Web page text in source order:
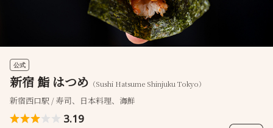
公式
新宿 鮨 はつめ （Sushi Hatsume Shinjuku Tokyo）
新宿西口駅 / 寿司、日本料理、海鮮
3.19